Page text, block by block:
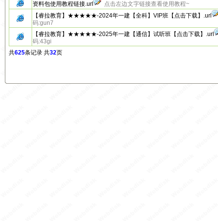
资料包使用教程链接.url
点击左边文字链接查看使用教程~
【睿拉教育】★★★★★-2024年一建【全科】VIP班【点击下载】.url
码:gun7
【睿拉教育】★★★★★-2025年一建【通信】试听班【点击下载】.url
码:43gi
共625条记录 共32页